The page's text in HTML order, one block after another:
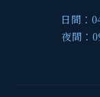
日間：
夜間：